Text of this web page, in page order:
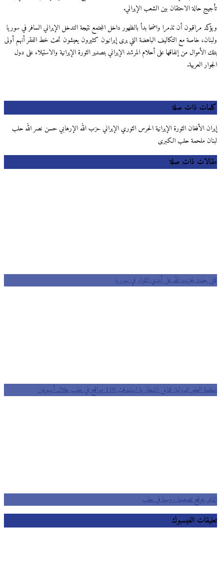
تأجيج حالة الاحتقان بين الشعب الإيراني.
ويؤكد مراقبون أن تذمرا واضحا بدأ بالظهور داخل المجتمع نتيجة التدخل الإيراني السافر في سوريا
ولبنان، خاصة مع التكاليف الباهضة التي يرى إيرانيون كثيرون يعيشون تحت خط الفقر أنهم أولى
بتلك الأموال من إنفاقها على أحلام المرشد الإيراني بتصدير الثورة الإيرانية والاستيلاء على دول
الجوار العربية.
كلمات ذات صلة
إيران الأفغان الثورة الإيرانية الحرس الثوري الإيراني حزب الله الإرهابي حسن نصر الله حلب
لبنان ملحمة حلب الكبرى
مقالات ذات صلة
قتلى جدد لحزب الله على أيدي الثوار في سوريا
منظمة العفو الدولية: قنابل انشطارية استهدفت 110 مواقع في حلب خلال أسبوعين
الناتو يتوقع تصعيدا روسيا في حلب
تعليقات الفيسبوك